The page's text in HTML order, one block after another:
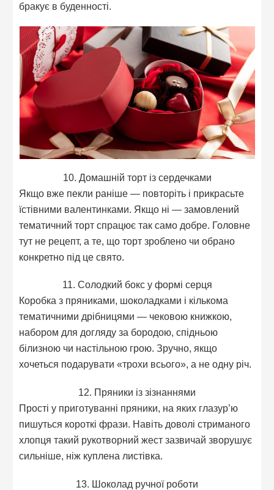
бракує в буденності.
10. Домашній торт із сердечками
Якщо вже пекли раніше — повторіть і прикрасьте
їстівними валентинками. Якщо ні — замовлений
тематичний торт спрацює так само добре. Головне
тут не рецепт, а те, що торт зроблено чи обрано
конкретно під це свято.
11. Солодкий бокс у формі серця
Коробка з пряниками, шоколадками і кількома
тематичними дрібницями — чековою книжкою,
набором для догляду за бородою, спідньою
білизною чи настільною грою. Зручно, якщо
хочеться подарувати «трохи всього», а не одну річ.
12. Пряники із зізнаннями
Прості у приготуванні пряники, на яких глазур’ю
пишуться короткі фрази. Навіть доволі стриманого
хлопця такий рукотворний жест зазвичай зворушує
сильніше, ніж куплена листівка.
13. Шоколад ручної роботи